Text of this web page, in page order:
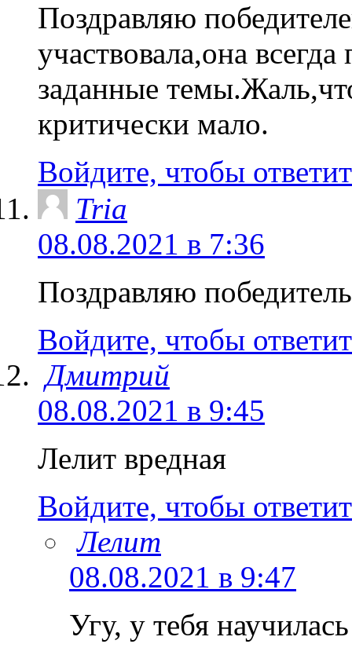
Поздравляю
участвовала,она
заданные
критически мало.
Войдите, чтобы
Tria
08.08.2021 в 7:36
Поздравляю
Войдите, чтобы
Дмитрий
08.08.2021 в 9:45
Лелит вредная
Войдите, чтобы
Лелит
08.08.2021 в 9:47
Угу, у тебя